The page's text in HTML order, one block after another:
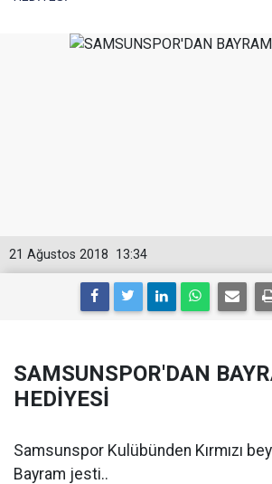
13:34
21 Ağustos 2018
SAMSUNSPOR'DAN
HEDİYESİ
Samsunspor Kulübünden Kırmızı
Bayram jesti..